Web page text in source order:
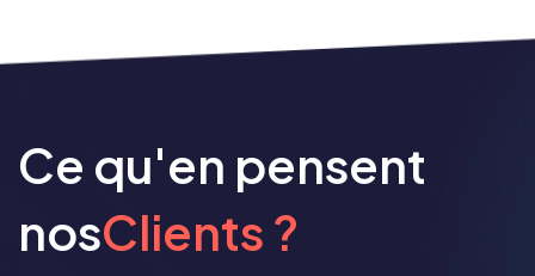
Ce qu'en pensent
nosClients ?